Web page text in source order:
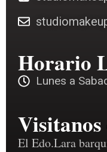
Horario
Lunes a
Visitanos
El Edo.Lara